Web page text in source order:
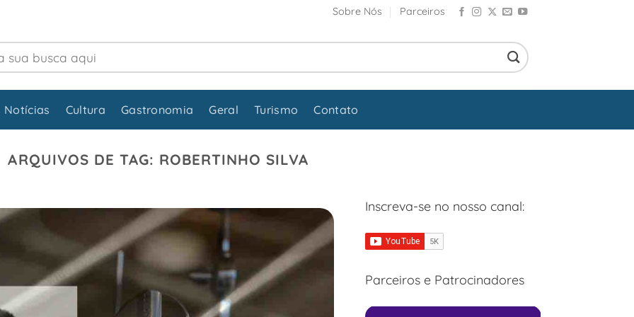
Sobre Nós Parceiros
Notícias Cultura Gastronomia Geral Turismo Contato
ARQUIVOS DE TAG: ROBERTINHO SILVA
Inscreva-se no nosso canal:
Parceiros e Patrocinadores